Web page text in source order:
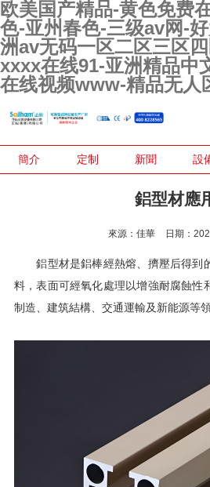
欧美国产精品-黄色免费
色-亚州春色-三级av网-
洲av无码一区二区三区
xxxx在线91-亚洲精品中
在线视频www-精品无人
簡介 定制 新聞 設
鋁型材應
來源：佳華 日期：
鋁型材是鋁棒經熱熔、擠壓后得到
料，表面可經氧化處理以增強耐腐蝕性
制造、建筑結構、交通運輸及新能源等領